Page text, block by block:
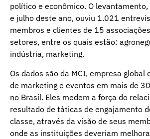
político e econômico. O
e julho deste ano, ouviu 1.021
membros e clientes de 15
setores, entre os quais estão:
indústria, marketing.
Os dados são da MCI, empresa global
de marketing e eventos em mais de
no Brasil. Eles medem a força do
resultado de táticas de engajamento
classe, através da visão de seus
onde as instituições deveriam